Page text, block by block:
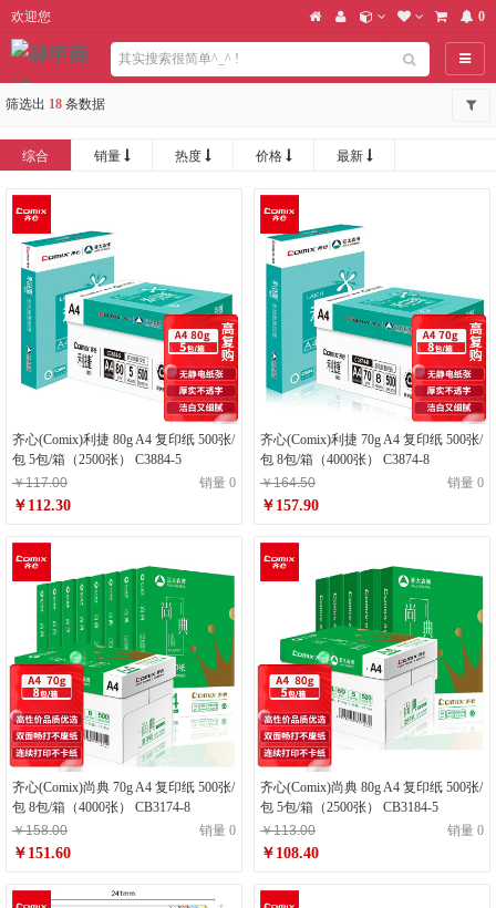
欢迎您 0
导航
筛选出 18 条数据
综合 销量 热度 价格 最新
齐心(Comix)利捷 80g A4 复印纸 500张/
包 5包/箱（2500张） C3884-5
￥117.00
销量 0
￥112.30
齐心(Comix)利捷 70g A4 复印纸 500张/
包 8包/箱（4000张） C3874-8
￥164.50
销量 0
￥157.90
齐心(Comix)尚典 70g A4 复印纸 500张/
包 8包/箱（4000张） CB3174-8
￥158.00
销量 0
￥151.60
齐心(Comix)尚典 80g A4 复印纸 500张/
包 5包/箱（2500张） CB3184-5
￥113.00
销量 0
￥108.40